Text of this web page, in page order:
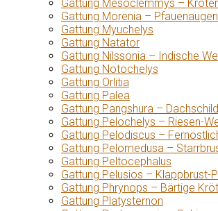
Gattung Mesoclemmys –
Gattung Morenia –
Gattung Myuchelys
Gattung Natator
Gattung Nilssonia – Indische
Gattung Notochelys
Gattung Orlitia
Gattung Palea
Gattung Pangshura –
Gattung Pelochelys – Riesen-
Gattung Pelodiscus –
Gattung Pelomedusa –
Gattung Peltocephalus
Gattung Pelusios – Klappbrust-
Gattung Phrynops – Bärtige
Gattung Platysternon